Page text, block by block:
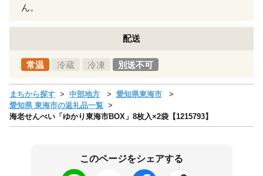
ん。
配送
常温 冷蔵 冷凍 別送不可
まちから探す 中部地方
愛知県東海市
愛知県 東海市の返礼品一覧
海老せんべい「ゆかり東海市BOX」8枚入×2袋【1215793】
このページをシェアする